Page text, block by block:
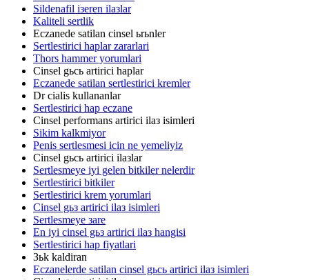
Sildenafil iзeren ilaзlar
Kaliteli sertlik
Eczanede satilan cinsel ьrьnler
Sertlestirici haplar zararlari
Thors hammer yorumlari
Cinsel gьcь artirici haplar
Eczanede satilan sertlestirici kremler
Dr cialis kullananlar
Sertlestirici hap eczane
Cinsel performans artirici ilaз isimleri
Sikim kalkmiyor
Penis sertlesmesi icin ne yemeliyiz
Cinsel gьcь artirici ilaзlar
Sertlesmeye iyi gelen bitkiler nelerdir
Sertlestirici bitkiler
Sertlestirici krem yorumlari
Cinsel gьз artirici ilaз isimleri
Sertlesmeye зare
En iyi cinsel gьз artirici ilaз hangisi
Sertlestirici hap fiyatlari
Зьk kaldiran
Eczanelerde satilan cinsel gьcь artirici ilaз isimleri